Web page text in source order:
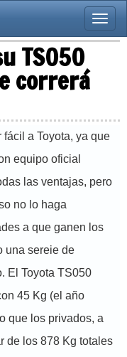
Toggle
TS050
correrá
a Toyota, ya que
equipo oficial
las ventajas, pero
no lo haga
a que ganen los
una sereie de
El Toyota TS050
45 Kg (el año
que los privados, a
de los 878 Kg totales